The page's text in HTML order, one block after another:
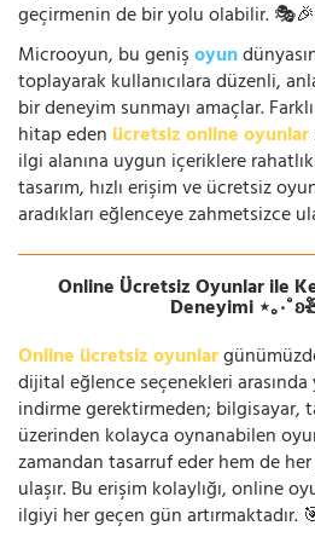
geçirmenin de bir yolu olabilir. 🎭🎉
Microoyun, bu genişoyun
toplayarak kullanıcılara düzenli,
bir deneyim sunmayı amaçlar.
hitap eden ücretsiz online oyunlar
ilgi alanına uygun içeriklere
tasarım, hızlı erişim ve ücretsiz
aradıkları eğlenceye zahmetsizce
Online Ücretsiz Oyunlar ile
Deneyimi ⋆｡
Online ücretsiz oyunlar
dijital eğlence seçenekleri arasında
indirme gerektirmeden;
üzerinden kolayca oynanabilen
zamandan tasarruf eder hem de
ulaşır. Bu erişim kolaylığı, online
ilgiyi her geçen gün artırmaktadır.